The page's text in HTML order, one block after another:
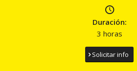
Duración:
3 horas
Solicitar info